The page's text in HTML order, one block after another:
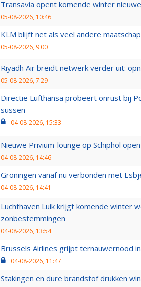
Transavia opent komende winter
05-08-2026, 10:46
KLM blijft net als veel andere
05-08-2026, 9:00
Riyadh Air breidt netwerk verder uit:
05-08-2026, 7:29
Directie Lufthansa probeert onrust bij
sussen
04-08-2026, 15:33
Nieuwe Privium-lounge op Schiphol
04-08-2026, 14:46
Groningen vanaf nu verbonden met
04-08-2026, 14:41
Luchthaven Luik krijgt komende winter
zonbestemmingen
04-08-2026, 13:54
Brussels Airlines grijpt ternauwernood
04-08-2026, 11:47
Stakingen en dure brandstof drukken